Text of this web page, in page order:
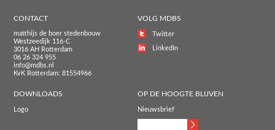
CONTACT
matthijs de boer stedenbouw
Westzeedijk 116-C
3016 AH Rotterdam
06 26 324 955
info@mdbs.nl
KvK Rotterdam: 81554966
VOLG MDBS
Twitter
LinkedIn
DOWNLOADS
Logo
OP DE HOOGTE BLIJVEN
Nieuwsbrief